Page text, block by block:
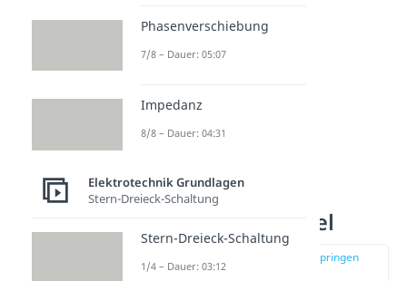
Dotierung Beispiel
zur Stelle im Video springen
(03:19)
Phasenverschiebung
7/8 – Dauer: 05:07
Impedanz
8/8 – Dauer: 04:31
Elektrotechnik Grundlagen
Stern-Dreieck-Schaltung
Stern-Dreieck-Schaltung
1/4 – Dauer: 03:12